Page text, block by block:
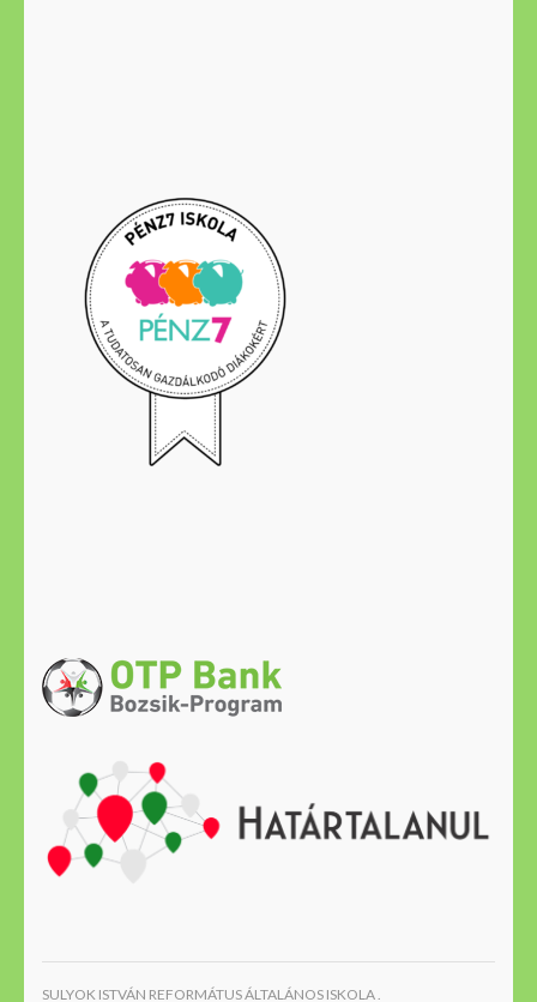
SULYOK ISTVÁN REFORMÁTUS ÁLTALÁNOS ISKOLA .